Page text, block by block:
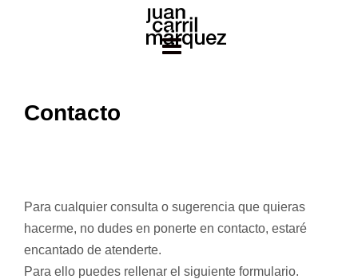
Contacto
Para cualquier consulta o sugerencia que quieras
hacerme, no dudes en ponerte en contacto, estaré
encantado de atenderte.
Para ello puedes rellenar el siguiente formulario.